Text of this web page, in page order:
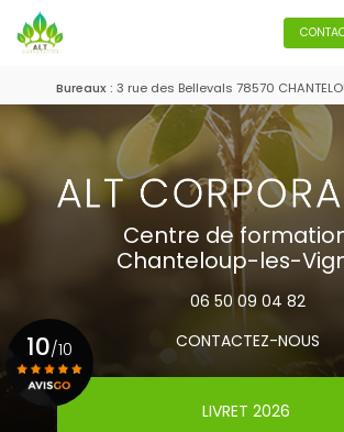
au
contenu
Bureaux : 3 rue des Bellevals 78570
Centre de
Chanteloup-les-
06 50 09 04 82
CONTACTEZ-NOUS
LIVRET 2026
10/10